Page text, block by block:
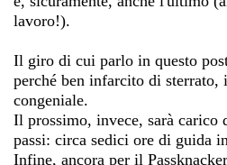
lavoro!).
Il giro di cui parlo in questo
perché ben infarcito di
congeniale.
Il prossimo, invece, sarà carico
passi: circa sedici ore di guida
Infine, ancora per il